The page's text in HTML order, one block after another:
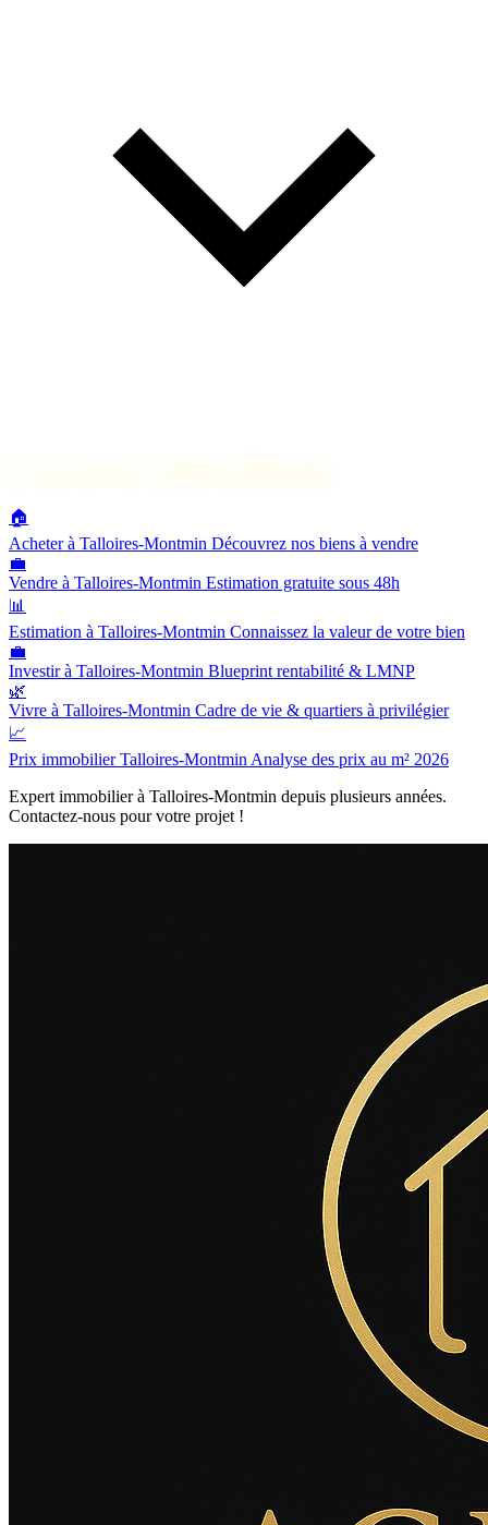
🏠
Acheter à Talloires-Montmin Découvrez nos biens à vendre
💼
Vendre à Talloires-Montmin Estimation gratuite sous 48h
📊
Estimation à Talloires-Montmin Connaissez la valeur de votre bien
💼
Investir à Talloires-Montmin Blueprint rentabilité & LMNP
🌿
Vivre à Talloires-Montmin Cadre de vie & quartiers à privilégier
📈
Prix immobilier Talloires-Montmin Analyse des prix au m² 2026
Expert immobilier à Talloires-Montmin depuis plusieurs années.
Contactez-nous pour votre projet !